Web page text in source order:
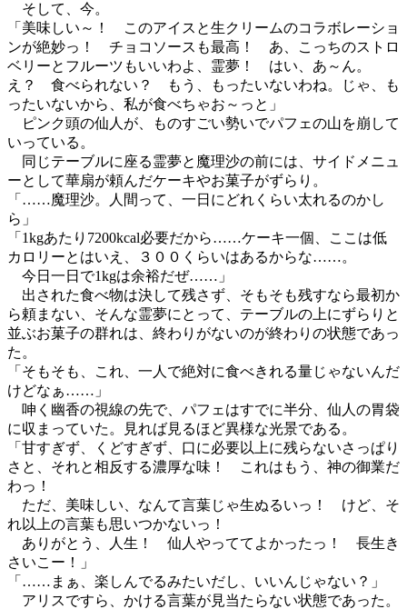
そして、今。
「美味しい～！ このアイスと生クリームのコラボレーショ
ンが絶妙っ！ チョコソースも最高！ あ、こっちのストロ
ベリーとフルーツもいいわよ、霊夢！ はい、あ～ん。
え？ 食べられない？ もう、もったいないわね。じゃ、も
ったいないから、私が食べちゃお～っと」
ピンク頭の仙人が、ものすごい勢いでパフェの山を崩して
いっている。
同じテーブルに座る霊夢と魔理沙の前には、サイドメニュ
ーとして華扇が頼んだケーキやお菓子がずらり。
「……魔理沙。人間って、一日にどれくらい太れるのかし
ら」
「1kgあたり7200kcal必要だから……ケーキ一個、ここは低
カロリーとはいえ、３００くらいはあるからな……。
今日一日で1kgは余裕だぜ……」
出された食べ物は決して残さず、そもそも残すなら最初か
ら頼まない、そんな霊夢にとって、テーブルの上にずらりと
並ぶお菓子の群れは、終わりがないのが終わりの状態であっ
た。
「そもそも、これ、一人で絶対に食べきれる量じゃないんだ
けどなぁ……」
呻く幽香の視線の先で、パフェはすでに半分、仙人の胃袋
に収まっていた。見れば見るほど異様な光景である。
「甘すぎず、くどすぎず、口に必要以上に残らないさっぱり
さと、それと相反する濃厚な味！ これはもう、神の御業だ
わっ！
ただ、美味しい、なんて言葉じゃ生ぬるいっ！ けど、そ
れ以上の言葉も思いつかないっ！
ありがとう、人生！ 仙人やっててよかったっ！ 長生き
さいこー！」
「……まぁ、楽しんでるみたいだし、いいんじゃない？」
アリスですら、かける言葉が見当たらない状態であった。